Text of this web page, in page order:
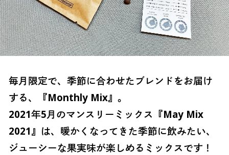
毎月限定で、季節に合わせたブレンドをお届け
する、『Monthly Mix』。
2021年5月のマンスリーミックス『May Mix
2021』は、暖かくなってきた季節に飲みたい、
ジューシーな果実味が楽しめるミックスです！